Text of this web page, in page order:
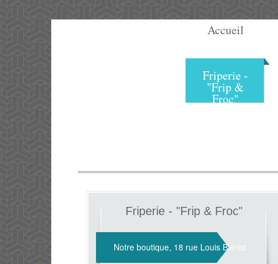
Accueil
Friperie -
"Frip &
Froc"
Friperie - "Frip & Froc"
Notre boutique, 18 rue Louis Blériot